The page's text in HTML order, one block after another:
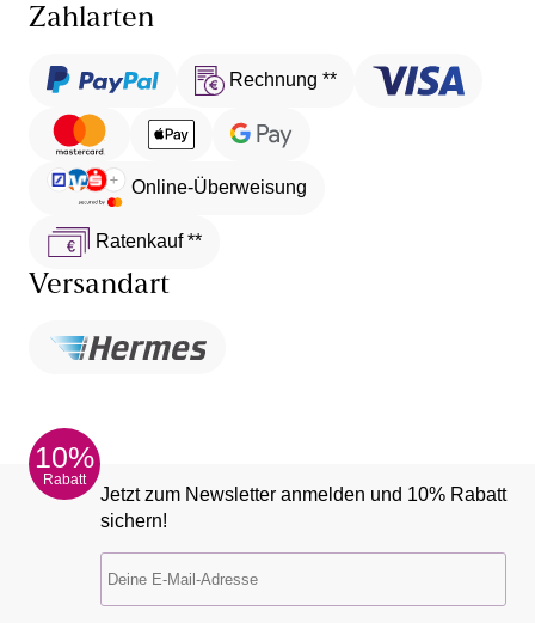
Zahlarten
Rechnung **
Online-Überweisung
Ratenkauf **
Versandart
10%
Rabatt
Jetzt zum Newsletter anmelden und 10% Rabatt
sichern!